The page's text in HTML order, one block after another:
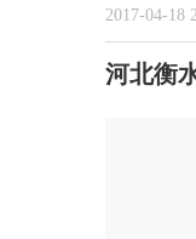
2017-04-18
河北衡